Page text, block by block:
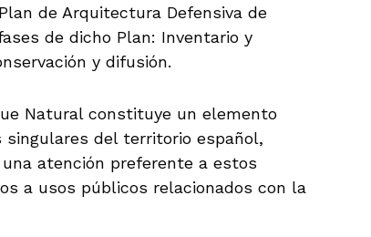
de Arquitectura Defensiva de
de dicho Plan: Inventario y
y difusión.
Natural constituye un elemento
del territorio español,
atención preferente a estos
a usos públicos relacionados con la